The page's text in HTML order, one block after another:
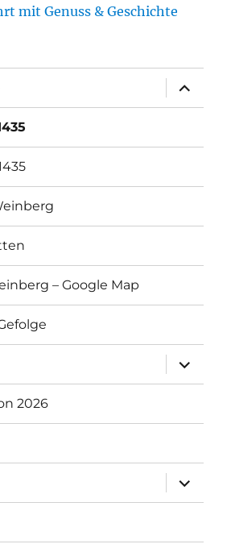
mit Genuss & Geschichte
anzeigen
– Google Map
anzeigen
2026
anzeigen